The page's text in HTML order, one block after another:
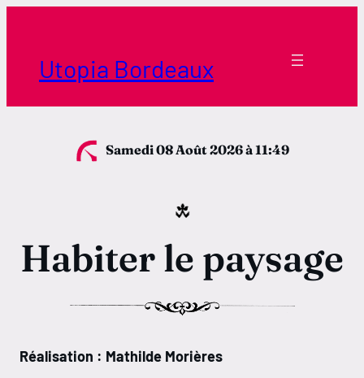
contenuUtopia Bordeaux
Samedi 08 Août 2026à 11:49
Habiter le paysage
Réalisation : Mathilde Morières